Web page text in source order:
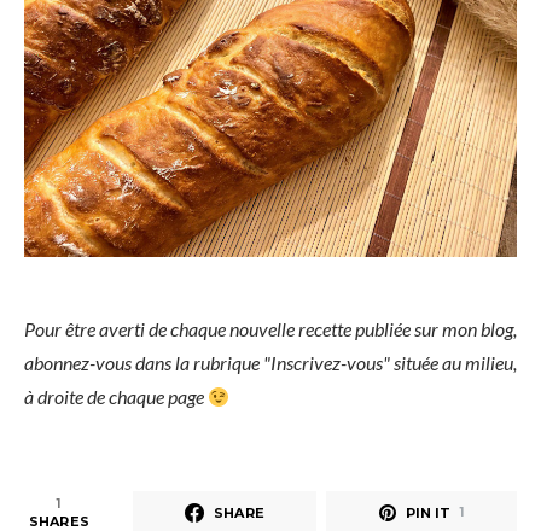
Pour être averti de chaque nouvelle recette publiée sur mon blog,
abonnez-vous dans la rubrique "Inscrivez-vous" située au milieu,
à droite de chaque page
1
SHARES SHARE PIN IT 1